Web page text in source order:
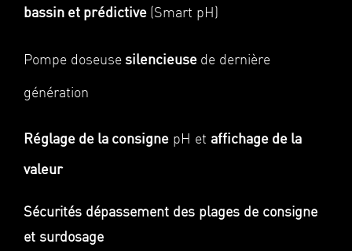
bassin et prédictive (Smart pH)
Pompe doseusesilencieuse de dernière
génération
Réglage de la consignepH et affichage de la
valeur
Sécurités dépassement des plages de consigne
et surdosage